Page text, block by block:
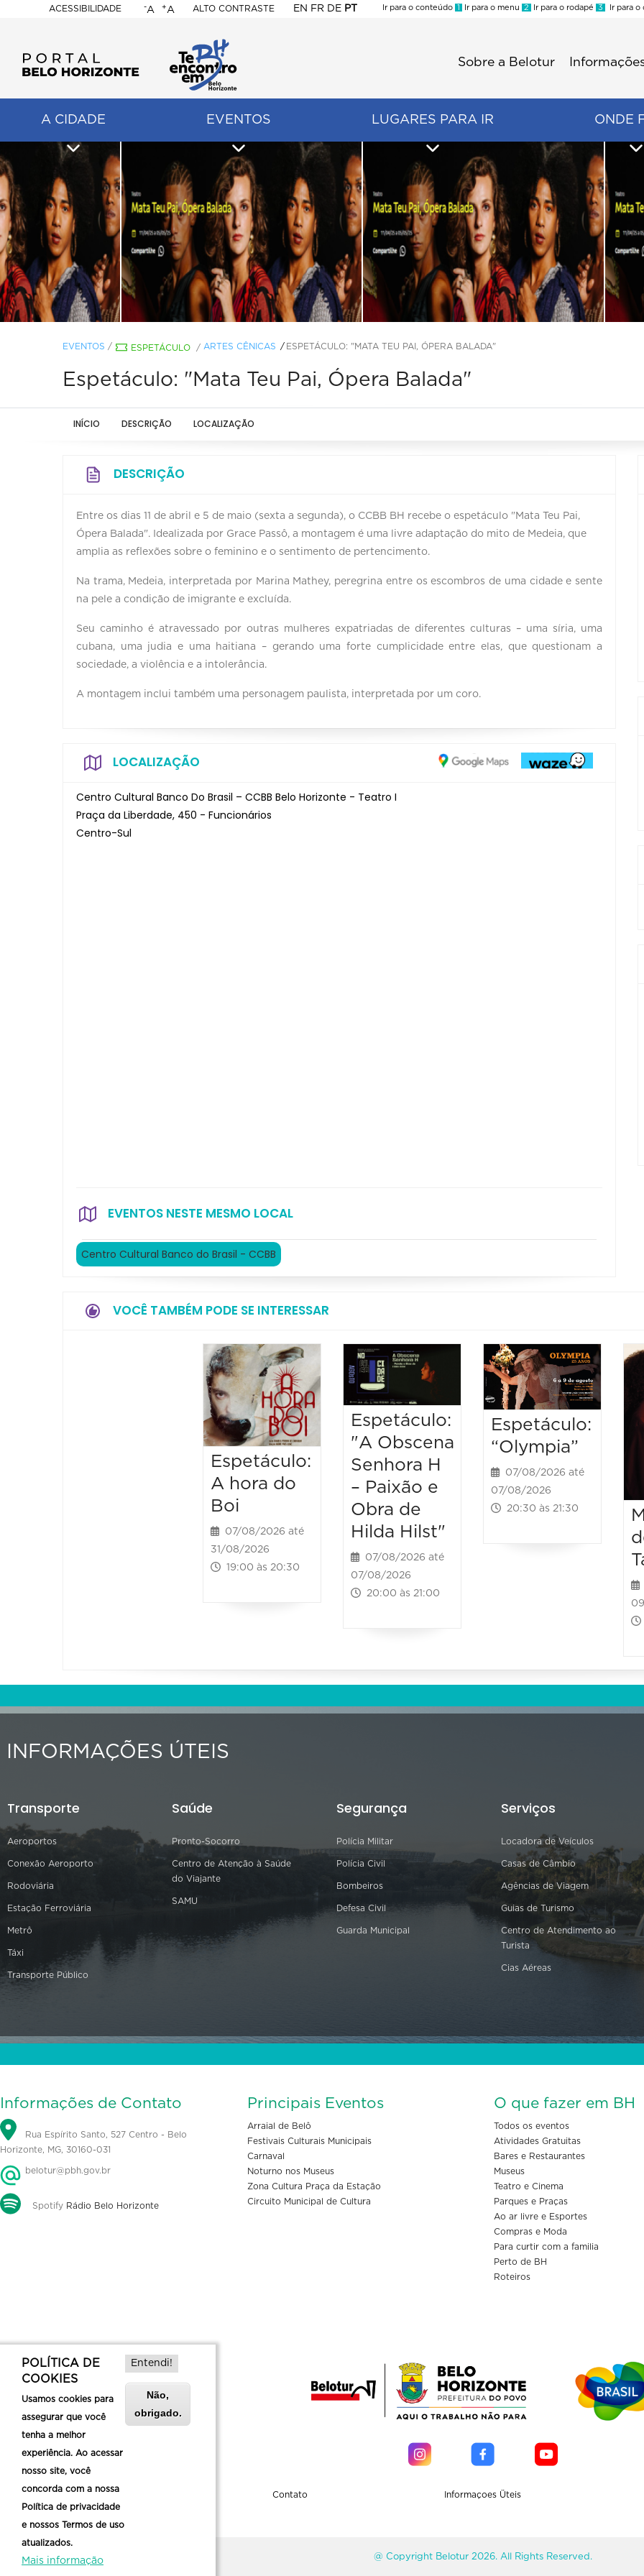
ACESSIBILIDADE
BELO
HORIZONTE
-A +A ALTO CONTRASTE EN FR DE PT
Ir para o conteúdo 1 Ir para o menu 2 Ir para o rodapé 3 Ir para o
Sobre a Belotur
A CIDADE EVENTOS LUGARES PARA IR ONDE
EVENTOS / ESPETÁCULO / ARTES CÊNICAS ESPETÁCULO: "MATA TEU PAI, ÓPERA BALADA"
Espetáculo: "Mata Teu Pai, Ópera Balada"
INÍCIO DESCRIÇÃO LOCALIZAÇÃO
DESCRIÇÃO
Entre os dias 11 de abril e 5 de maio (sexta a segunda), o CCBB BH recebe o espetáculo "Mata Teu Pai,
Ópera Balada". Idealizada por Grace Passô, a montagem é uma livre adaptação do mito de Medeia, que
amplia as reflexões sobre o feminino e o sentimento de pertencimento.
Na trama, Medeia, interpretada por Marina Mathey, peregrina entre os escombros de uma cidade e sente
na pele a condição de imigrante e excluída.
Seu caminho é atravessado por outras mulheres expatriadas de diferentes culturas – uma síria, uma
cubana, uma judia e uma haitiana – gerando uma forte cumplicidade entre elas, que questionam a
sociedade, a violência e a intolerância.
A montagem inclui também uma personagem paulista, interpretada por um coro.
LOCALIZAÇÃO
Centro Cultural Banco Do Brasil – CCBB Belo Horizonte - Teatro I
Praça da Liberdade, 450 - Funcionários
Centro-Sul
EVENTOS NESTE MESMO LOCAL
Centro Cultural Banco do Brasil - CCBB
VOCÊ TAMBÉM PODE SE INTERESSAR
Espetáculo:
A hora do
Boi
07/08/2026 até
31/08/2026
19:00 às 20:30
Espetáculo:
"A Obscena
Senhora H
– Paixão e
Obra de
Hilda Hilst"
07/08/2026 até
07/08/2026
20:00 às 21:00
Espetáculo:
“Olympia”
07/08/2026 até
07/08/2026
20:30 às 21:30
INFORMAÇÕES ÚTEIS
Transporte
Aeroportos
Conexão Aeroporto
Rodoviária
Estação Ferroviária
Metrô
Táxi
Transporte Público
Saúde
Pronto-Socorro
Centro de Atenção à Saúde
do Viajante
SAMU
Segurança
Polícia Militar
Polícia Civil
Bombeiros
Defesa Civil
Guarda Municipal
Serviços
Locadora de Veículos
Casas de Câmbio
Agências de Viagem
Guias de Turismo
Centro de Atendimento ao
Turista
Cias Aéreas
Informações de Contato
Rua Espírito Santo, 527 Centro - Belo
Horizonte, MG, 30160-031
belotur@pbh.gov.br
Spotify Rádio Belo Horizonte
Principais Eventos
Arraial de Belô
Festivais Culturais Municipais
Carnaval
Noturno nos Museus
Zona Cultura Praça da Estação
Circuito Municipal de Cultura
O que fazer em BH
Todos os eventos
Atividades Gratuitas
Bares e Restaurantes
Museus
Teatro e Cinema
Parques e Praças
Ao ar livre e Esportes
Compras e Moda
Para curtir com a familia
Perto de BH
Roteiros
Sobre a Belotur Contato Informaçoes Üteis
@ Copyright Belotur 2026. All Rights Reserved.
POLÍTICA DE
COOKIES
Usamos cookies para
assegurar que você
tenha a melhor
experiência. Ao acessar
nosso site, você
concorda com a nossa
Política de privacidade
e nossos Termos de uso
atualizados.
Mais informação
Entendi!
Não,
obrigado.